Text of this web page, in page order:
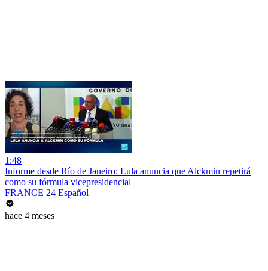
1:48
Informe desde Río de Janeiro: Lula anuncia que Alckmin repetirá
como su fórmula vicepresidencial
FRANCE 24 Español
hace 4 meses